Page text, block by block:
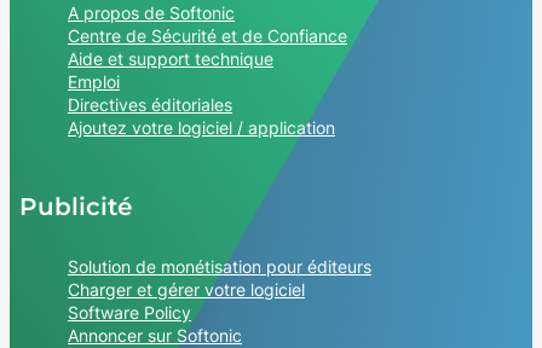
A propos de Softonic
Centre de Sécurité et de Confiance
Aide et support technique
Emploi
Directives éditoriales
Ajoutez votre logiciel / application
Publicité
Solution de monétisation pour éditeurs
Charger et gérer votre logiciel
Software Policy
Annoncer sur Softonic